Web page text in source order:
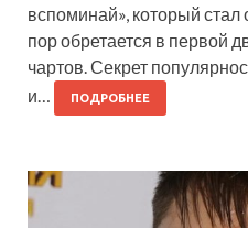
вспоминай», который
пор обретается в первой
чартов. Секрет
и…
ПОДРОБНЕЕ